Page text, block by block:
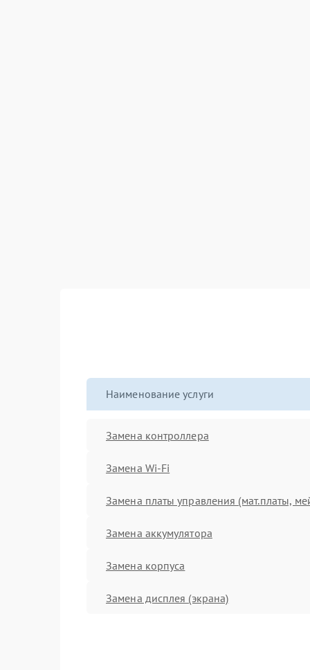
Наименование услуги
Замена контроллера
Замена Wi-Fi
Замена платы управления (мат.платы,
Замена аккумулятора
Замена корпуса
Замена дисплея (экрана)